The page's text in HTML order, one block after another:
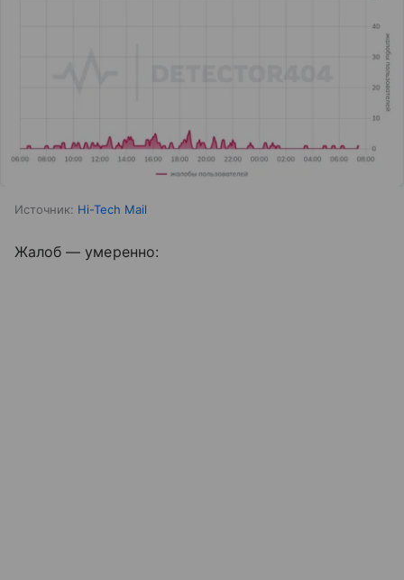
Источник: Hi-Tech Mail
Жалоб — умеренно: